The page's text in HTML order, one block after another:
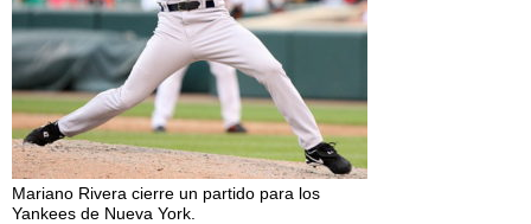
Mariano Rivera cierre un partido para los
Yankees de Nueva York.